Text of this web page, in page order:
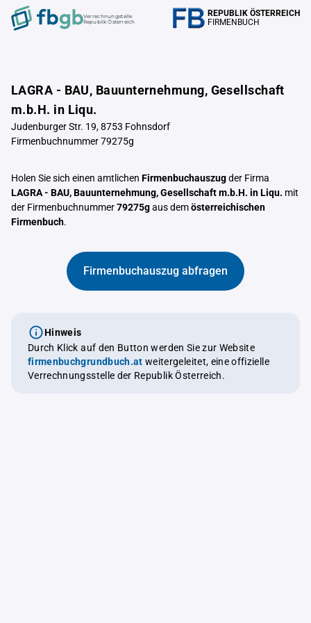
Verrechnungstelle
Republik Österreich
REPUBLIK ÖSTERREICH
FIRMENBUCH
LAGRA - BAU, Bauunternehmung, Gesellschaft
m.b.H. in Liqu.
Judenburger Str. 19, 8753 Fohnsdorf
Firmenbuchnummer 79275g
Holen Sie sich einen amtlichen Firmenbuchauszugder Firma
LAGRA - BAU, Bauunternehmung, Gesellschaft m.b.H. in Liqu. mit
der Firmenbuchnummer79275gaus demösterreichischen
Firmenbuch.
Firmenbuchauszug abfragen
Hinweis
Durch Klick auf den Button werden Sie zur Website
firmenbuchgrundbuch.at weitergeleitet, eine offizielle
Verrechnungsstelle der Republik Österreich.